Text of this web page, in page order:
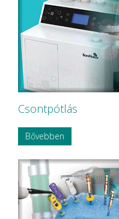
Csontpótlás
Bővebben